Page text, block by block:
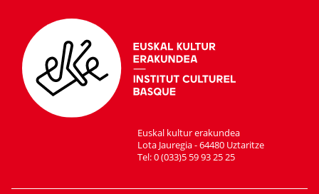
Euskal kultur erakundea
Lota Jauregia - 64480 Uztaritze
Tel: 0 (033)5 59 93 25 25